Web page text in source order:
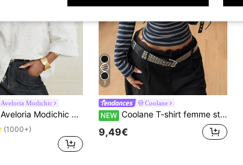
Aveloria Modichic
Aveloria Modichic Chemise vert olive à manches 3/4, coupe simple, ample, col classique, confortable à porter
(1000+)
7
Coolane
NEW Coolane T-shirt femme streetwear automne/hiver, décontracté élégant, business décontracté, sexy, minimaliste, à rayures et patchwork, coupe slim, bleu marine, manches longues
9,49€